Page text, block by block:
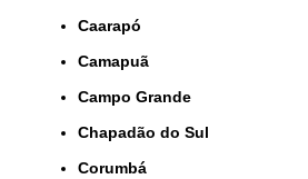
Caarapó
Camapuã
Campo Grande
Chapadão do Sul
Corumbá